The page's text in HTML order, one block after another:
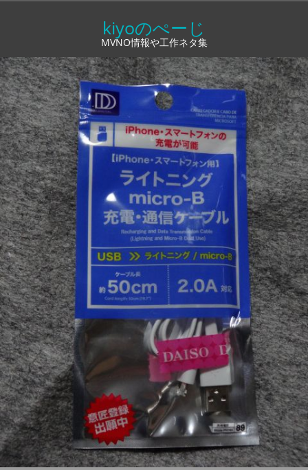
ン
ツ
へ
ス
キ
ッ
プ
kiyoのぺーじ
MVNO情報や工作ネタ集